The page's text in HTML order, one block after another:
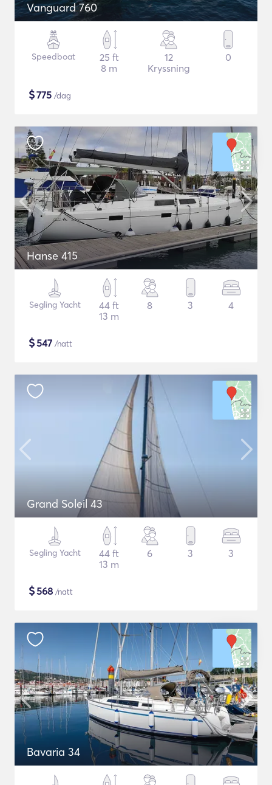
Vanguard 760
Speedboat
25 ft
8 m
12
Kryssning
0
$775 /dag
Hanse 415
Segling Yacht
44 ft
13 m
8 3 4
$547 /natt
Grand Soleil 43
Segling Yacht
44 ft
13 m
6 3 3
$568 /natt
Bavaria 34